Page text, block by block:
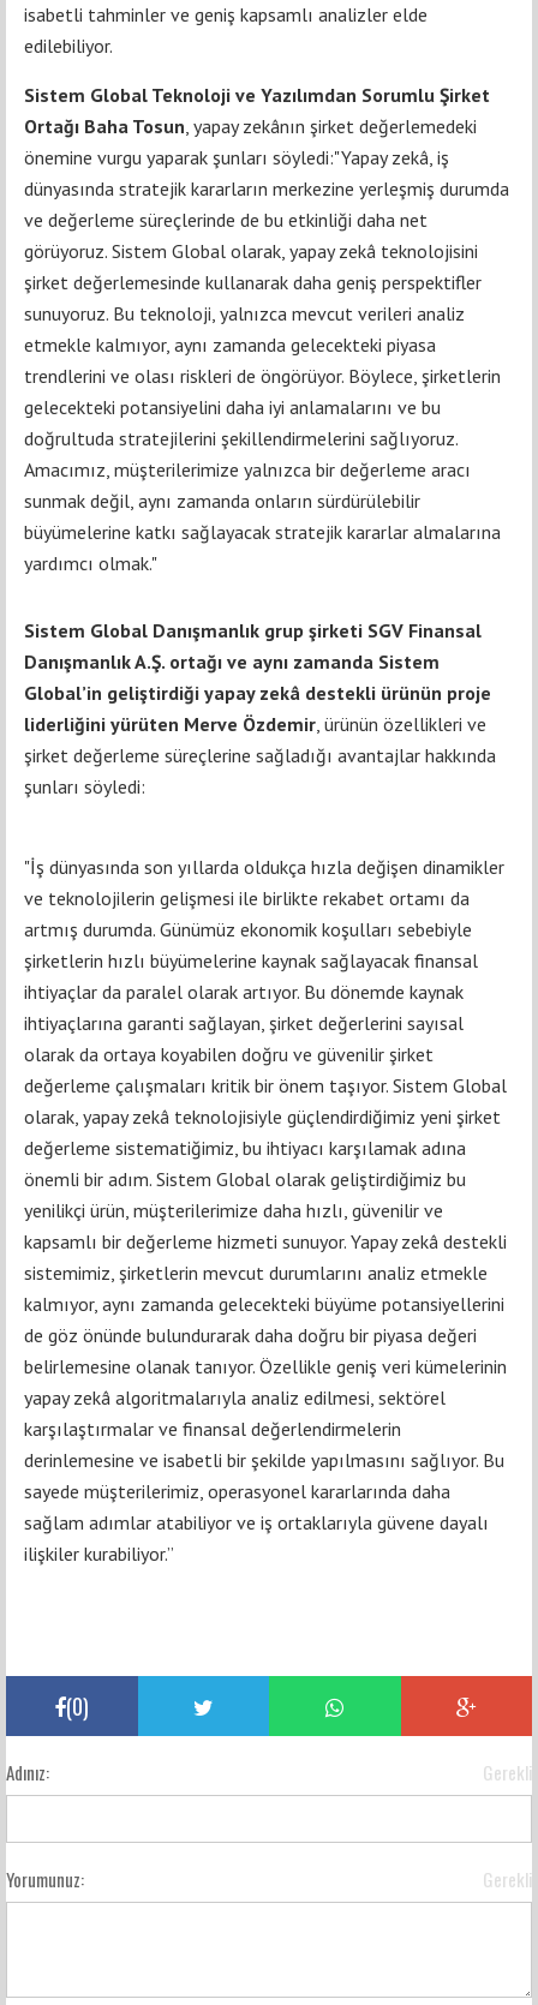
isabetli tahminler ve geniş kapsamlı analizler elde
edilebiliyor.
Sistem Global Teknoloji ve Yazılımdan Sorumlu Şirket
Ortağı Baha Tosun , yapay zekânın şirket değerlemedeki
önemine vurgu yaparak şunları söyledi:"Yapay zekâ, iş
dünyasında stratejik kararların merkezine yerleşmiş durumda
ve değerleme süreçlerinde de bu etkinliği daha net
görüyoruz. Sistem Global olarak, yapay zekâ teknolojisini
şirket değerlemesinde kullanarak daha geniş perspektifler
sunuyoruz. Bu teknoloji, yalnızca mevcut verileri analiz
etmekle kalmıyor, aynı zamanda gelecekteki piyasa
trendlerini ve olası riskleri de öngörüyor. Böylece, şirketlerin
gelecekteki potansiyelini daha iyi anlamalarını ve bu
doğrultuda stratejilerini şekillendirmelerini sağlıyoruz.
Amacımız, müşterilerimize yalnızca bir değerleme aracı
sunmak değil, aynı zamanda onların sürdürülebilir
büyümelerine katkı sağlayacak stratejik kararlar almalarına
yardımcı olmak."
Sistem Global Danışmanlık grup şirketi SGV Finansal
Danışmanlık A.Ş. ortağı ve aynı zamanda Sistem
Global’in geliştirdiği yapay zekâ destekli ürünün proje
liderliğini yürüten Merve Özdemir , ürünün özellikleri ve
şirket değerleme süreçlerine sağladığı avantajlar hakkında
şunları söyledi:
"İş dünyasında son yıllarda oldukça hızla değişen dinamikler
ve teknolojilerin gelişmesi ile birlikte rekabet ortamı da
artmış durumda. Günümüz ekonomik koşulları sebebiyle
şirketlerin hızlı büyümelerine kaynak sağlayacak finansal
ihtiyaçlar da paralel olarak artıyor. Bu dönemde kaynak
ihtiyaçlarına garanti sağlayan, şirket değerlerini sayısal
olarak da ortaya koyabilen doğru ve güvenilir şirket
değerleme çalışmaları kritik bir önem taşıyor. Sistem Global
olarak, yapay zekâ teknolojisiyle güçlendirdiğimiz yeni şirket
değerleme sistematiğimiz, bu ihtiyacı karşılamak adına
önemli bir adım. Sistem Global olarak geliştirdiğimiz bu
yenilikçi ürün, müşterilerimize daha hızlı, güvenilir ve
kapsamlı bir değerleme hizmeti sunuyor. Yapay zekâ destekli
sistemimiz, şirketlerin mevcut durumlarını analiz etmekle
kalmıyor, aynı zamanda gelecekteki büyüme potansiyellerini
de göz önünde bulundurarak daha doğru bir piyasa değeri
belirlemesine olanak tanıyor. Özellikle geniş veri kümelerinin
yapay zekâ algoritmalarıyla analiz edilmesi, sektörel
karşılaştırmalar ve finansal değerlendirmelerin
derinlemesine ve isabetli bir şekilde yapılmasını sağlıyor. Bu
sayede müşterilerimiz, operasyonel kararlarında daha
sağlam adımlar atabiliyor ve iş ortaklarıyla güvene dayalı
ilişkiler kurabiliyor.”
(0)
Adınız: Gerekli
Yorumunuz: Gerekli